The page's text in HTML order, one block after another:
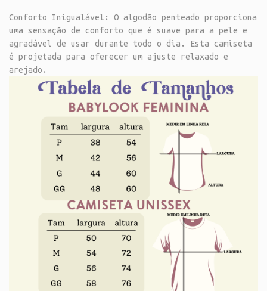
Conforto Inigualável: O algodão penteado proporciona
uma sensação de conforto que é suave para a pele e
agradável de usar durante todo o dia. Esta camiseta
é projetada para oferecer um ajuste relaxado e
arejado.